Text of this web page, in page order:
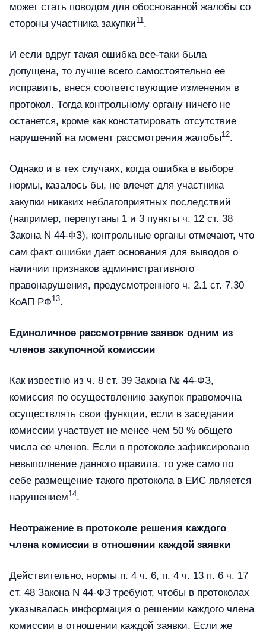
может стать поводом для обоснованной жалобы со
стороны участника закупки11.
И если вдруг такая ошибка все-таки была
допущена, то лучше всего самостоятельно ее
исправить, внеся соответствующие изменения в
протокол. Тогда контрольному органу ничего не
останется, кроме как констатировать отсутствие
нарушений на момент рассмотрения жалобы12.
Однако и в тех случаях, когда ошибка в выборе
нормы, казалось бы, не влечет для участника
закупки никаких неблагоприятных последствий
(например, перепутаны 1 и 3 пункты ч. 12 ст. 38
Закона N 44-ФЗ), контрольные органы отмечают, что
сам факт ошибки дает основания для выводов о
наличии признаков административного
правонарушения, предусмотренного ч. 2.1 ст. 7.30
КоАП РФ13.
Единоличное рассмотрение заявок одним из
членов закупочной комиссии
Как известно из ч. 8 ст. 39 Закона № 44-ФЗ,
комиссия по осуществлению закупок правомочна
осуществлять свои функции, если в заседании
комиссии участвует не менее чем 50 % общего
числа ее членов. Если в протоколе зафиксировано
невыполнение данного правила, то уже само по
себе размещение такого протокола в ЕИС является
нарушением14.
Неотражение в протоколе решения каждого
члена комиссии в отношении каждой заявки
Действительно, нормы п. 4 ч. 6, п. 4 ч. 13 п. 6 ч. 17
ст. 48 Закона N 44-ФЗ требуют, чтобы в протоколах
указывалась информация о решении каждого члена
комиссии в отношении каждой заявки. Если же